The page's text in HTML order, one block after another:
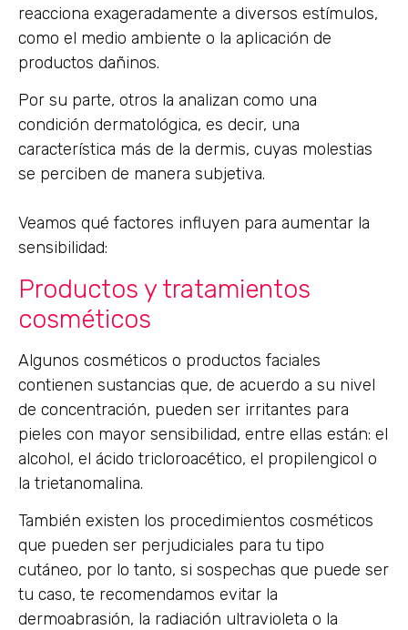
reacciona exageradamente a diversos estímulos,
como el medio ambiente o la aplicación de
productos dañinos.
Por su parte, otros la analizan como una
condición dermatológica, es decir, una
característica más de la dermis, cuyas molestias
se perciben de manera subjetiva.
Veamos qué factores influyen para aumentar la
sensibilidad:
Productos y tratamientos
cosméticos
Algunos cosméticos o productos faciales
contienen sustancias que, de acuerdo a su nivel
de concentración, pueden ser irritantes para
pieles con mayor sensibilidad, entre ellas están: el
alcohol, el ácido tricloroacético, el propilengicol o
la trietanomalina.
También existen los procedimientos cosméticos
que pueden ser perjudiciales para tu tipo
cutáneo, por lo tanto, si sospechas que puede ser
tu caso, te recomendamos evitar la
dermoabrasión, la radiación ultravioleta o la